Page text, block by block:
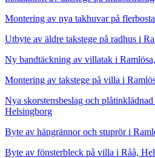
Montering av nya takhuvar på
Utbyte av äldre takstege på radhus i
Ny bandtäckning av villatak i
Montering av takstege på villa i
Nya skorstensbeslag och
Helsingborg
Byte av hängrännor och stuprör i
Byte av fönsterbleck på villa i Råå,